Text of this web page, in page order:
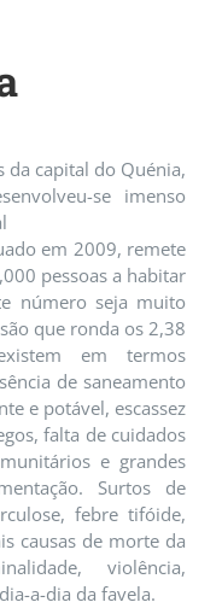
da capital do Quénia,
se imenso
em 2009, remete
pessoas a habitar
número seja muito
que ronda os 2,38
em termos
de saneamento
e potável, escassez
falta de cuidados
e grandes
Surtos de
febre tifóide,
causas de morte da
violência,
a-dia da favela.